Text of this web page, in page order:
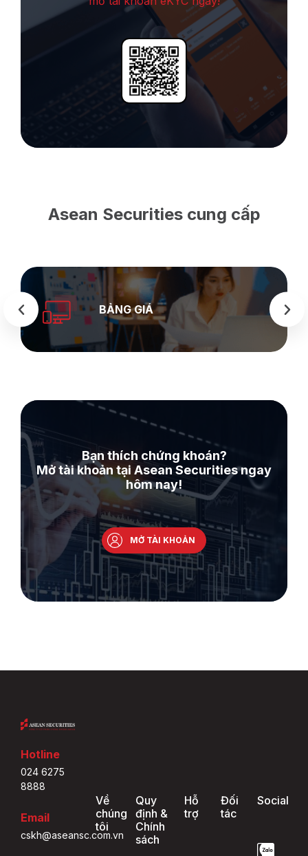
Asean Securities cung cấp
SEASTOCK
WEB
Bạn thích chứng khoán?
Mở tài khoản tại Asean Securities ngay
hôm nay!
MỞ TÀI KHOẢN
Hotline
024 6275
8888
Email
cskh@aseansc.com.vn
Về
chúng
tôi
Quy
định &
Chính
sách
Hỗ
trợ
Đối
tác
Social